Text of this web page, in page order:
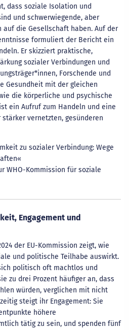
dass soziale Isolation und
und schwerwiegende, aber
auf die Gesellschaft haben. Auf der
formuliert der Bericht ein
Er skizziert praktische,
sozialer Verbindungen und
Forschende und
Gesundheit mit der gleichen
die körperliche und psychische
ein Aufruf zum Handeln und eine
vernetzten, gesünderen
zu sozialer Verbindung: Wege
WHO-Kommission für soziale
Engagement und
der EU-Kommission zeigt, wie
und politische Teilhabe auswirkt.
politisch oft machtlos und
zu drei Prozent häufiger an, dass
würden, verglichen mit nicht
steigt ihr Engagement: Sie
höhere
tätig zu sein, und spenden fünf